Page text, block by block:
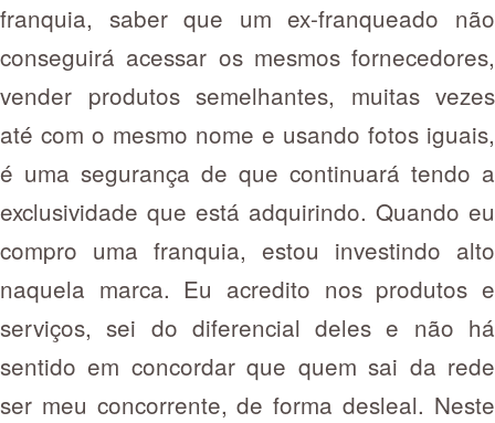
franquia, saber que um ex-franqueado não
conseguirá acessar os mesmos fornecedores,
vender produtos semelhantes, muitas vezes
até com o mesmo nome e usando fotos iguais,
é uma segurança de que continuará tendo a
exclusividade que está adquirindo. Quando eu
compro uma franquia, estou investindo alto
naquela marca. Eu acredito nos produtos e
serviços, sei do diferencial deles e não há
sentido em concordar que quem sai da rede
ser meu concorrente, de forma desleal. Neste